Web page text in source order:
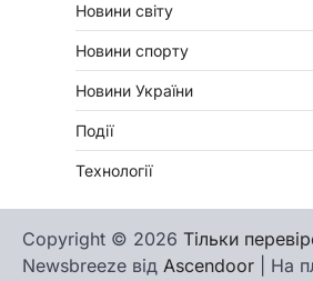
Новини світу
Новини спорту
Новини України
Події
Технології
Copyright © 2026 Тільки
Newsbreeze від Ascendoor | На